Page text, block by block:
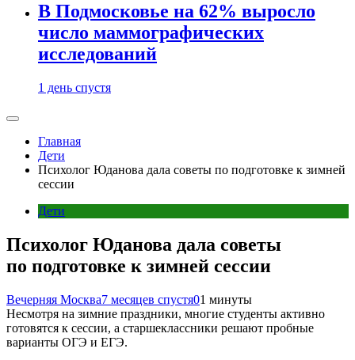
В Подмосковье на 62% выросло
число маммографических
исследований
1 день спустя
Главная
Дети
Психолог Юданова дала советы по подготовке к зимней
сессии
Дети
Психолог Юданова дала советы
по подготовке к зимней сессии
Вечерняя Москва7 месяцев спустя01 минуты
Несмотря на зимние праздники, многие студенты активно
готовятся к сессии, а старшеклассники решают пробные
варианты ОГЭ и ЕГЭ.